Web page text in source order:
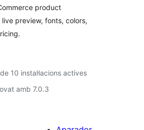
product
preview, fonts, colors,
10 instal·lacions actives
amb 7.0.3